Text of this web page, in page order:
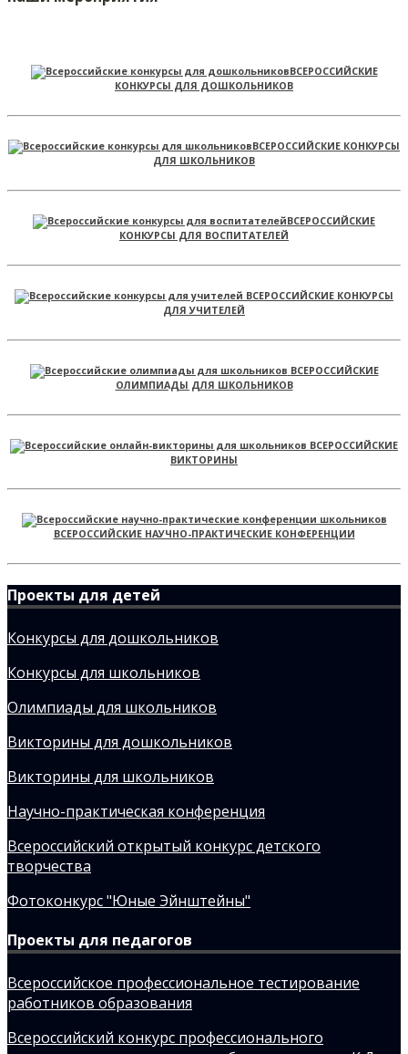
ВСЕРОССИЙСКИЕ
КОНКУРСЫ ДЛЯ ДОШКОЛЬНИКОВ
ВСЕРОССИЙСКИЕ КОНКУРСЫ
ДЛЯ ШКОЛЬНИКОВ
ВСЕРОССИЙСКИЕ
КОНКУРСЫ ДЛЯ ВОСПИТАТЕЛЕЙ
ВСЕРОССИЙСКИЕ КОНКУРСЫ
ДЛЯ УЧИТЕЛЕЙ
ВСЕРОССИЙСКИЕ
ОЛИМПИАДЫ ДЛЯ ШКОЛЬНИКОВ
ВСЕРОССИЙСКИЕ
ВИКТОРИНЫ
ВСЕРОССИЙСКИЕ НАУЧНО-ПРАКТИЧЕСКИЕ КОНФЕРЕНЦИИ
Проекты для детей
Конкурсы для дошкольников
Конкурсы для школьников
Олимпиады для школьников
Викторины для дошкольников
Викторины для школьников
Научно-практическая конференция
Всероссийский открытый конкурс детского
творчества
Фотоконкурс "Юные Эйнштейны"
Проекты для педагогов
Всероссийское профессиональное тестирование
работников образования
Всероссийский конкурс профессионального